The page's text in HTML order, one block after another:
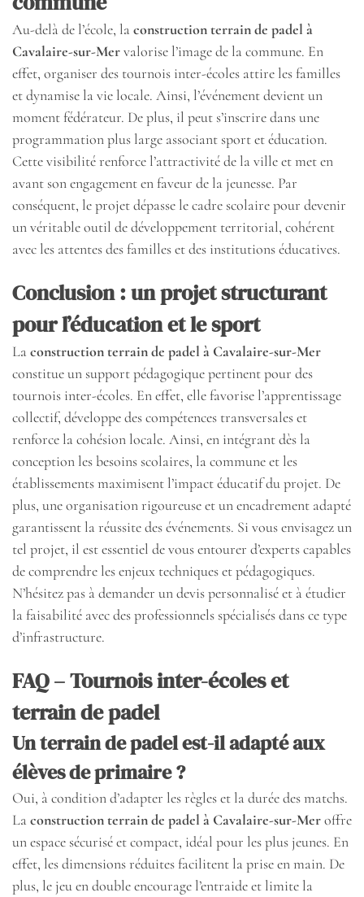
Au-delà de l’école, laconstruction terrain de padel à
Cavalaire-sur-Mervalorise l’image de la commune. En
effet, organiser des tournois inter-écoles attire les familles
et dynamise la vie locale. Ainsi, l’événement devient un
moment fédérateur. De plus, il peut s’inscrire dans une
programmation plus large associant sport et éducation.
Cette visibilité renforce l’attractivité de la ville et met en
avant son engagement en faveur de la jeunesse. Par
conséquent, le projet dépasse le cadre scolaire pour devenir
un véritable outil de développement territorial, cohérent
avec les attentes des familles et des institutions éducatives.
Conclusion : un projet structurant
pour l’éducation et le sport
Laconstruction terrain de padel à Cavalaire-sur-Mer
constitue un support pédagogique pertinent pour des
tournois inter-écoles. En effet, elle favorise l’apprentissage
collectif, développe des compétences transversales et
renforce la cohésion locale. Ainsi, en intégrant dès la
conception les besoins scolaires, la commune et les
établissements maximisent l’impact éducatif du projet. De
plus, une organisation rigoureuse et un encadrement adapté
garantissent la réussite des événements. Si vous envisagez un
tel projet, il est essentiel de vous entourer d’experts capables
de comprendre les enjeux techniques et pédagogiques.
N’hésitez pas à demander un devis personnalisé et à étudier
la faisabilité avec des professionnels spécialisés dans ce type
d’infrastructure.
FAQ – Tournois inter-écoles et
terrain de padel
Un terrain de padel est-il adapté aux
élèves de primaire ?
Oui, à condition d’adapter les règles et la durée des matchs.
Laconstruction terrain de padel à Cavalaire-sur-Meroffre
un espace sécurisé et compact, idéal pour les plus jeunes. En
effet, les dimensions réduites facilitent la prise en main. De
plus, le jeu en double encourage l’entraide et limite la